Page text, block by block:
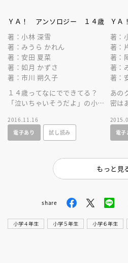
ＹＡ！ アンソロジー １４歳
著：小林 深雪
著：みうら かれん
著：安田 夏菜
著：如月 かずさ
著：市川 朔久子
１４歳ってなにでできてる？
「泣いちゃいそうだよ」の小林
受賞作家が紡ぐアンソロジ
ー！ 絵・牧村久実
2016.11.16
電子あり
試し読み
Ｙ
著：
著：
著：
著：
著：
あの
密は
く、
絵
電子
もっと見
share
小学４年生 小学５年生 小学６年生